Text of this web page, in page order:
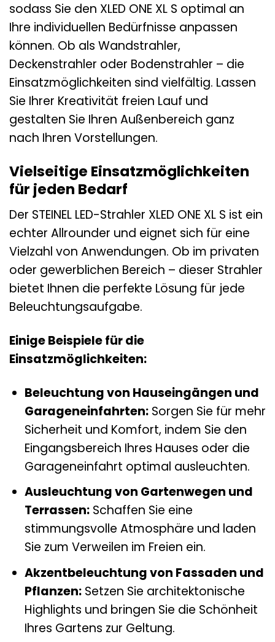
sodass Sie den XLED ONE XL S optimal an
Ihre individuellen Bedürfnisse anpassen
können. Ob als Wandstrahler,
Deckenstrahler oder Bodenstrahler – die
Einsatzmöglichkeiten sind vielfältig. Lassen
Sie Ihrer Kreativität freien Lauf und
gestalten Sie Ihren Außenbereich ganz
nach Ihren Vorstellungen.
Vielseitige Einsatzmöglichkeiten
für jeden Bedarf
Der STEINEL LED-Strahler XLED ONE XL S ist ein
echter Allrounder und eignet sich für eine
Vielzahl von Anwendungen. Ob im privaten
oder gewerblichen Bereich – dieser Strahler
bietet Ihnen die perfekte Lösung für jede
Beleuchtungsaufgabe.
Einige Beispiele für die
Einsatzmöglichkeiten:
Beleuchtung von Hauseingängen und
Garageneinfahrten:Sorgen Sie für mehr
Sicherheit und Komfort, indem Sie den
Eingangsbereich Ihres Hauses oder die
Garageneinfahrt optimal ausleuchten.
Ausleuchtung von Gartenwegen und
Terrassen:Schaffen Sie eine
stimmungsvolle Atmosphäre und laden
Sie zum Verweilen im Freien ein.
Akzentbeleuchtung von Fassaden und
Pflanzen:Setzen Sie architektonische
Highlights und bringen Sie die Schönheit
Ihres Gartens zur Geltung.